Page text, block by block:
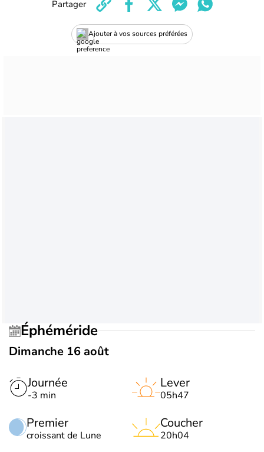
Ajouter à vos sources préférées
Partager
Éphéméride
Dimanche 16 août
Journée
-3 min
Premier
croissant de Lune
Lever
05h47
Coucher
20h04